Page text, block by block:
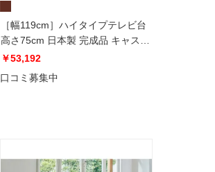
［幅119cm］ハイタイプテレビ台
高さ75cm 日本製 完成品 キャス
ター付き
￥53,192
口コミ募集中